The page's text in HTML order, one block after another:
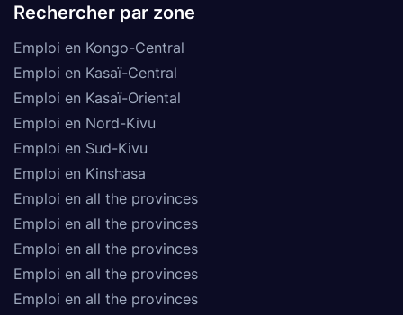
Rechercher par zone
Emploi en Kongo-Central
Emploi en Kasaï-Central
Emploi en Kasaï-Oriental
Emploi en Nord-Kivu
Emploi en Sud-Kivu
Emploi en Kinshasa
Emploi en all the provinces
Emploi en all the provinces
Emploi en all the provinces
Emploi en all the provinces
Emploi en all the provinces